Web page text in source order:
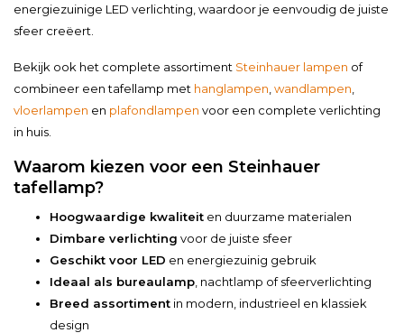
energiezuinige LED verlichting, waardoor je eenvoudig de juiste
sfeer creëert.
Bekijk ook het complete assortiment Steinhauer lampen of
combineer een tafellamp met hanglampen wandlampen
vloerlampen en plafondlampen voor een complete verlichting
in huis.
Waarom kiezen voor een Steinhauer
tafellamp?
Hoogwaardige kwaliteit en duurzame materialen
Dimbare verlichting voor de juiste sfeer
Geschikt voor LED en energiezuinig gebruik
Ideaal als bureaulamp , nachtlamp of sfeerverlichting
Breed assortiment in modern, industrieel en klassiek
design